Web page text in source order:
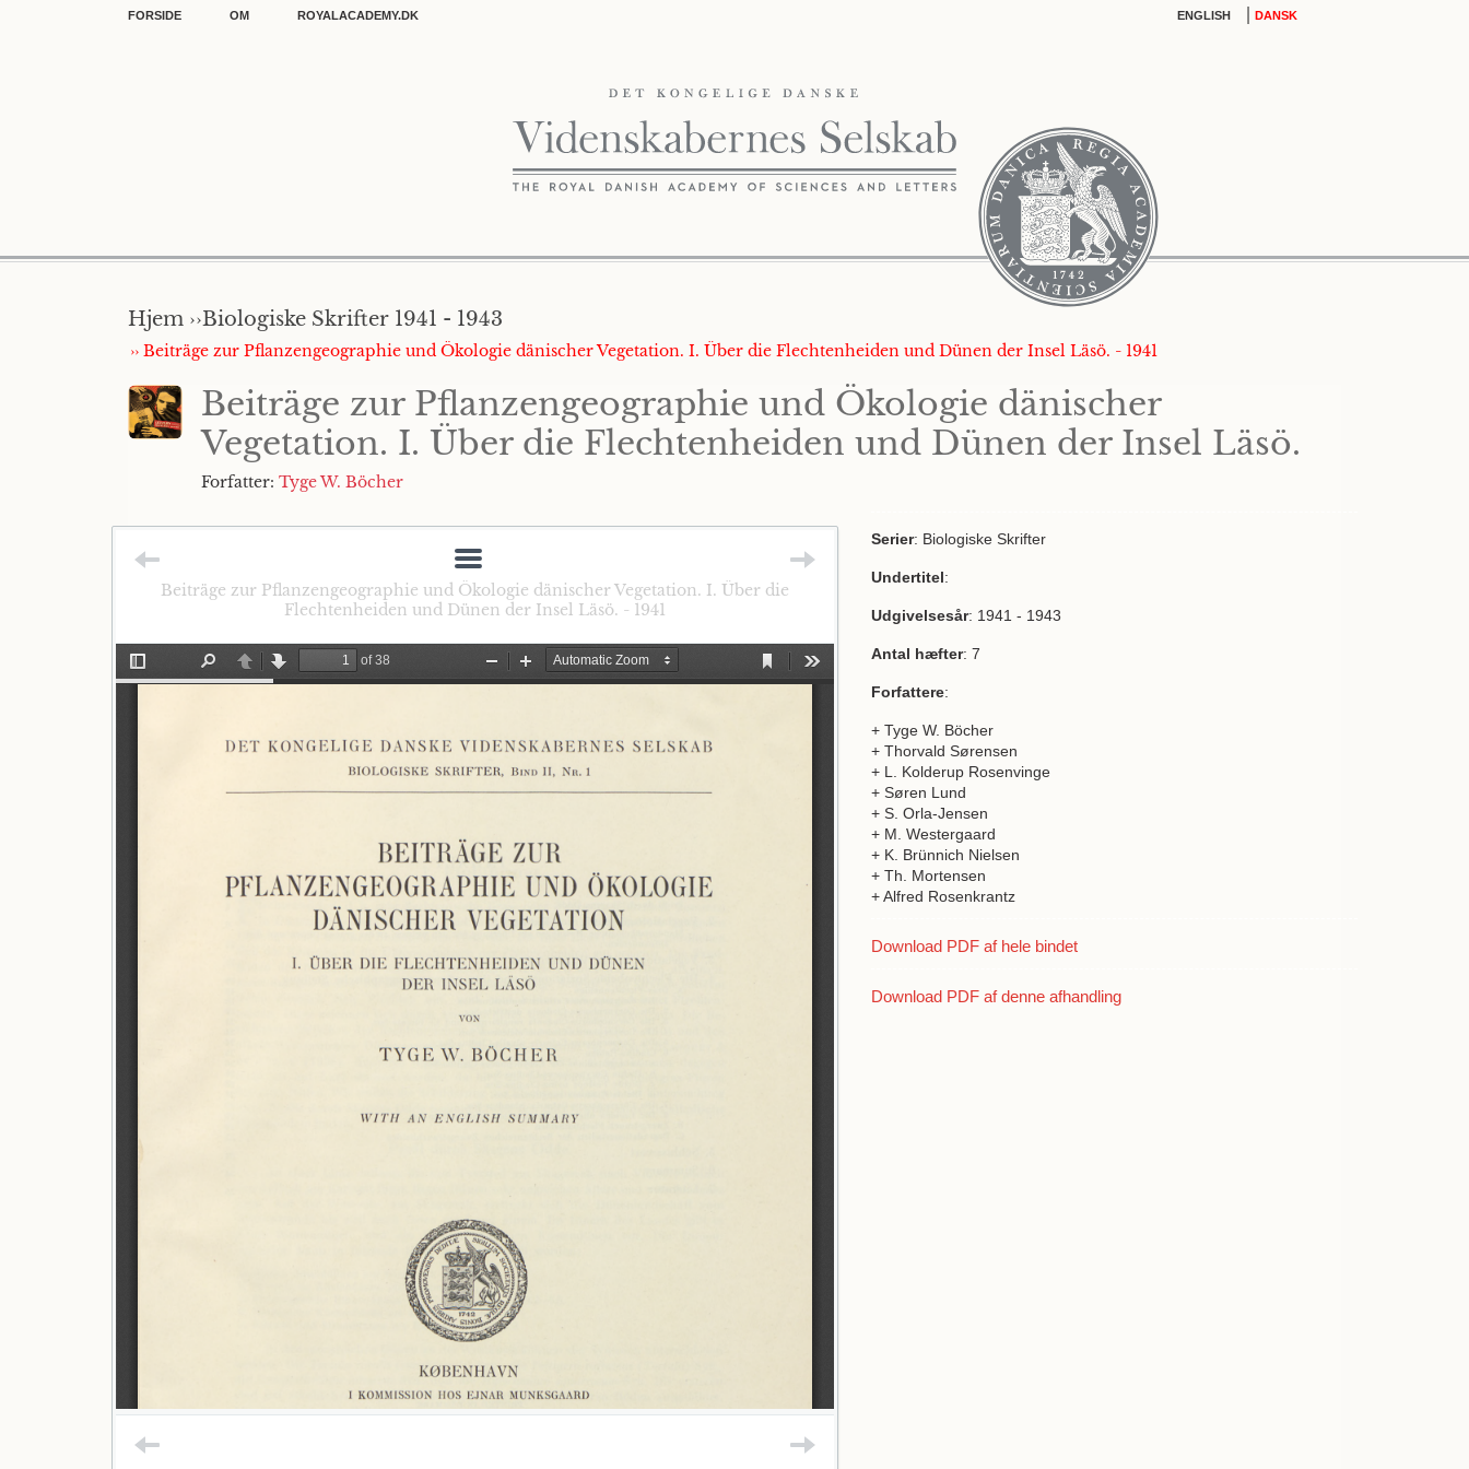
FORSIDE OM ROYALACADEMY.DK ENGLISH DANSK
Hjem ››Biologiske Skrifter 1941 - 1943
›› Beiträge zur Pflanzengeographie und Ökologie dänischer Vegetation. I. Über die Flechtenheiden und Dünen der Insel Läsö. - 1941
Beiträge zur Pflanzengeographie und Ökologie dänischer
Vegetation. I. Über die Flechtenheiden und Dünen der Insel Läsö.
Forfatter: Tyge W. Böcher
Beiträge zur Pflanzengeographie und Ökologie dänischer Vegetation. I. Über die
Flechtenheiden und Dünen der Insel Läsö. - 1941
Serier: Biologiske Skrifter
Undertitel:
Udgivelsesår: 1941 - 1943
Antal hæfter: 7
Forfattere:
+ Tyge W. Böcher
+ Thorvald Sørensen
+ L. Kolderup Rosenvinge
+ Søren Lund
+ S. Orla-Jensen
+ M. Westergaard
+ K. Brünnich Nielsen
+ Th. Mortensen
+ Alfred Rosenkrantz
Download PDF af hele bindet
Download PDF af denne afhandling